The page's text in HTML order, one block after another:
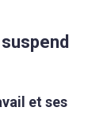
et ses